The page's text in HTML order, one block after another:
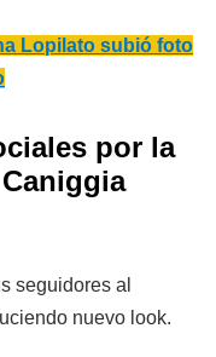
Lopilato subió foto
por la
seguidores al
nuevo look.